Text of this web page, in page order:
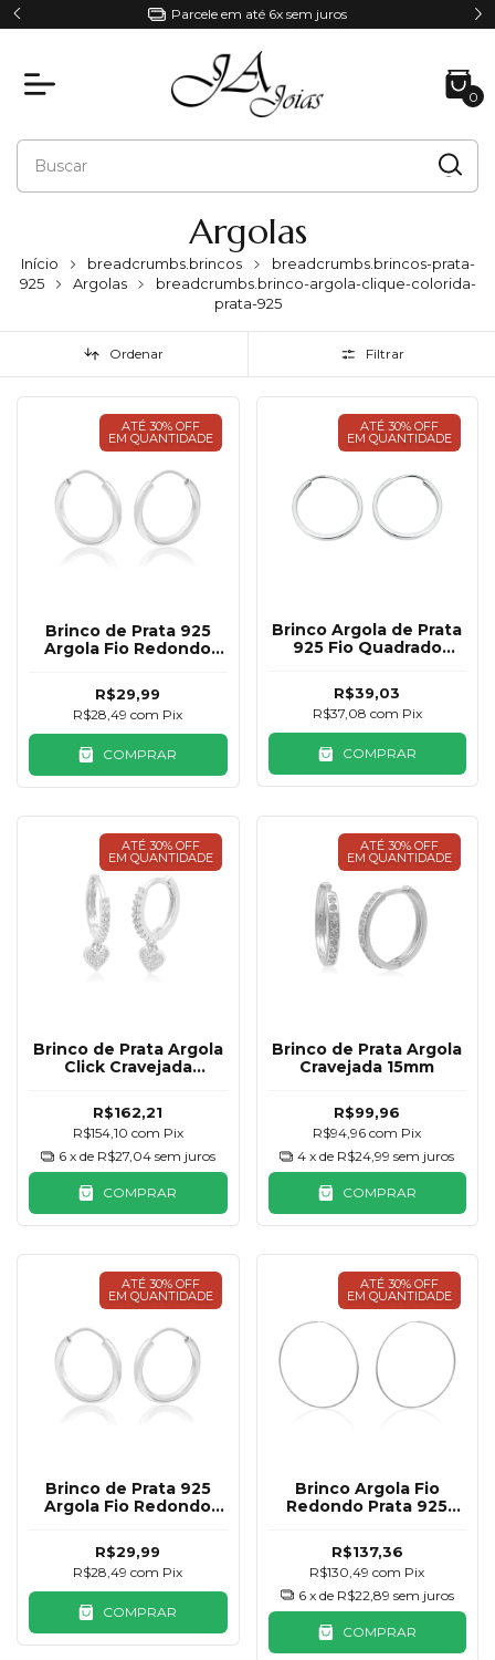
Parcele em até 6x sem juros
0
Argolas
Início breadcrumbs.brincos
breadcrumbs.brincos-prata-
925
Argolas
breadcrumbs.brinco-argola-clique-colorida-
prata-925
Ordenar Filtrar
ATÉ 30% OFF
EM QUANTIDADE
Brinco de Prata 925
Argola Fio Redondo
R$29,99
R$28,49com Pix
COMPRAR
ATÉ 30% OFF
EM QUANTIDADE
Brinco Argola de Prata
925 Fio Quadrado
R$39,03
R$37,08 com Pix
COMPRAR
ATÉ 30% OFF
EM QUANTIDADE
Brinco de Prata Argola
Click Cravejada
12mm
R$162,21
R$154,10 com Pix
6 x de R$27,04 sem juros
COMPRAR
ATÉ 30% OFF
EM QUANTIDADE
Brinco de Prata Argola
Cravejada 15mm
R$99,96
R$94,96com Pix
4 x de R$24,99 sem juros
COMPRAR
ATÉ 30% OFF
EM QUANTIDADE
Brinco de Prata 925
Argola Fio Redondo
R$29,99
R$28,49com Pix
COMPRAR
ATÉ 30% OFF
EM QUANTIDADE
Brinco Argola Fio
Redondo Prata 925
R$137,36
R$130,49com Pix
6 x de R$22,89 sem juros
COMPRAR